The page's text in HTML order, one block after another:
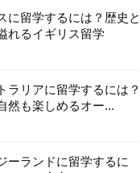
に留学するには？歴史と
れるイギリス留学
ラリアに留学するには？
然も楽しめるオー...
ーランドに留学するに